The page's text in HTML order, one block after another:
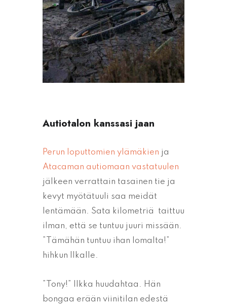
Autiotalon kanssasi jaan
Perun loputtomien ylämäkien ja
Atacaman autiomaan vastatuulen
jälkeen verrattain tasainen tie ja
kevyt myötätuuli saa meidät
lentämään. Sata kilometriä taittuu
ilman, että se tuntuu juuri missään.
”Tämähän tuntuu ihan lomalta!”
hihkun llkalle.
”Tony!” Ilkka huudahtaa. Hän
bongaa erään viinitilan edestä